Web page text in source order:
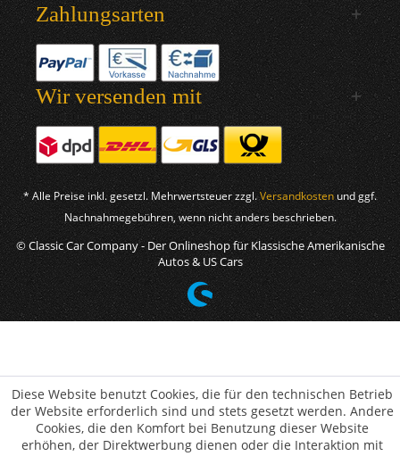
Zahlungsarten
Wir versenden mit
* Alle Preise inkl. gesetzl. Mehrwertsteuer zzgl.Versandkosten und ggf.
Nachnahmegebühren, wenn nicht anders beschrieben.
© Classic Car Company - Der Onlineshop für Klassische Amerikanische
Autos & US Cars
Diese Website benutzt Cookies, die für den technischen Betrieb
der Website erforderlich sind und stets gesetzt werden. Andere
Cookies, die den Komfort bei Benutzung dieser Website
erhöhen, der Direktwerbung dienen oder die Interaktion mit